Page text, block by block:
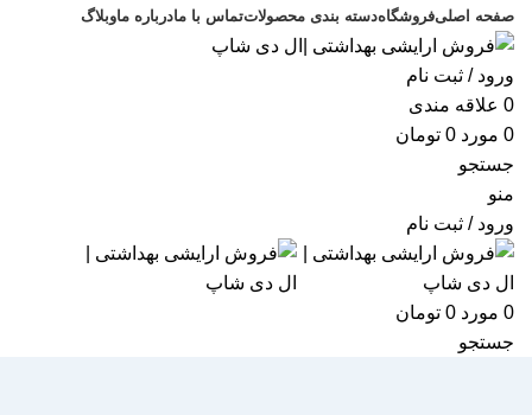
صفحه اصلیفروشگاهدسته بندی محصولاتتماس با مادرباره ماوبلاگ
ورود / ثبت نام
0 علاقه مندی
0 مورد 0 تومان
جستجو
منو
ورود / ثبت نام
0 مورد 0 تومان
جستجو